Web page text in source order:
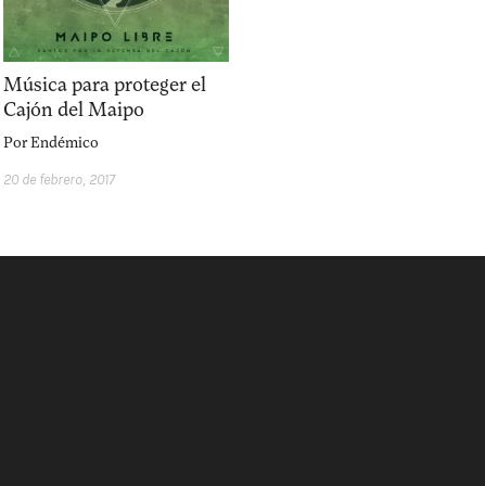
Música para proteger el
Cajón del Maipo
PorEndémico
20 de febrero, 2017